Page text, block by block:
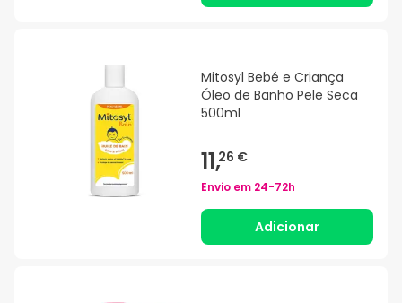
Mitosyl Bebé e Criança
Óleo de Banho Pele Seca
500ml
11,26 €
Envio em 24-72h
Adicionar